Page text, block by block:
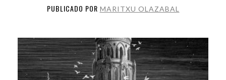
PUBLICADO POR MARITXU OLAZABAL